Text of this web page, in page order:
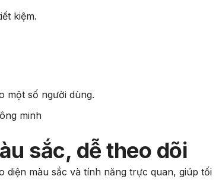
kiệm.
một số người dùng.
sắc, dễ theo dõi
diện màu sắc và tính năng trực quan, giúp tối